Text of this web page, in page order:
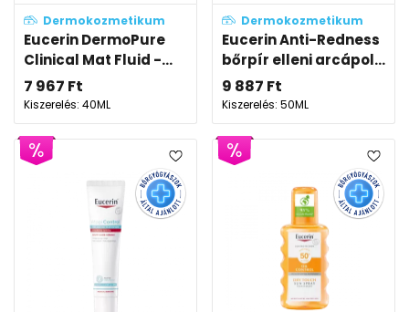
Dermokozmetikum
Eucerin DermoPure
Clinical Mat Fluid -...
7 967 Ft
Kiszerelés: 40ML
Dermokozmetikum
Eucerin Anti-Redness
bőrpír elleni arcápol...
9 887 Ft
Kiszerelés: 50ML